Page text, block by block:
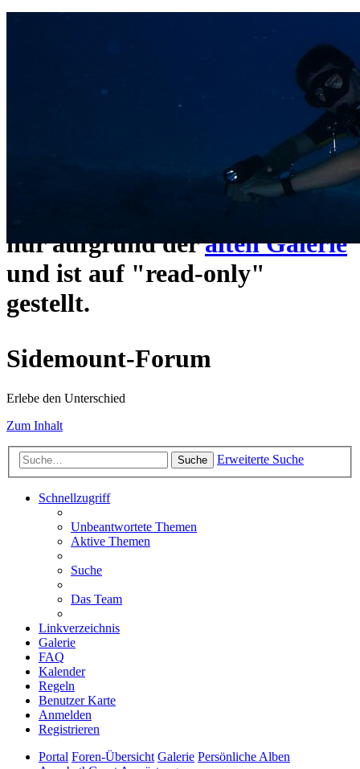
Das Sidemount-Forum ist auf
umgezogen und wie gewohnt
https://www.sidemount-
erreichbar.
nur aufgrund deralten Galerie
und ist auf "read-only"
gestellt.
Sidemount-Forum
Erlebe den Unterschied
Zum Inhalt
Suche Erweiterte Suche
Schnellzugriff
Unbeantwortete Themen
Aktive Themen
Suche
Das Team
Linkverzeichnis
Galerie
FAQ
Kalender
Regeln
Benutzer Karte
Anmelden
Registrieren
Portal Foren-Übersicht Galerie Persönliche Alben